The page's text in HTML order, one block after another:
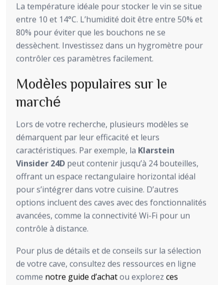
La température idéale pour stocker le vin se situe
entre 10 et 14°C. L’humidité doit être entre 50% et
80% pour éviter que les bouchons ne se
dessèchent. Investissez dans un hygromètre pour
contrôler ces paramètres facilement.
Modèles populaires sur le
marché
Lors de votre recherche, plusieurs modèles se
démarquent par leur efficacité et leurs
caractéristiques. Par exemple, la Klarstein
Vinsider 24D peut contenir jusqu’à 24 bouteilles,
offrant un espace rectangulaire horizontal idéal
pour s’intégrer dans votre cuisine. D’autres
options incluent des caves avec des fonctionnalités
avancées, comme la connectivité Wi-Fi pour un
contrôle à distance.
Pour plus de détails et de conseils sur la sélection
de votre cave, consultez des ressources en ligne
comme notre guide d’achatou explorez ces